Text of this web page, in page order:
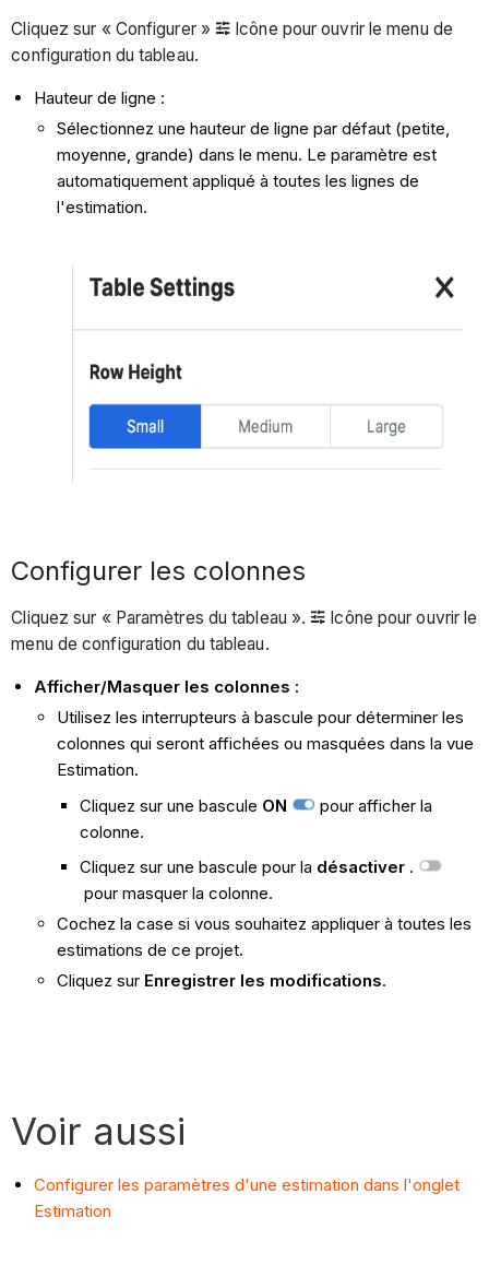
Cliquez sur « Configurer »
Icône pour ouvrir le menu de
configuration du tableau.
Hauteur de ligne :
Sélectionnez une hauteur de ligne par défaut (petite,
moyenne, grande) dans le menu. Le paramètre est
automatiquement appliqué à toutes les lignes de
l'estimation.
Configurer les colonnes
Cliquez sur « Paramètres du tableau ».
Icône pour ouvrir le
menu de configuration du tableau.
Afficher/Masquer les colonnes :
Utilisez les interrupteurs à bascule pour déterminer les
colonnes qui seront affichées ou masquées dans la vue
Estimation.
Cliquez sur une bascule ON
pour afficher la
colonne.
Cliquez sur une bascule pour la désactiver .
pour masquer la colonne.
Cochez la case si vous souhaitez appliquer à toutes les
estimations de ce projet.
Cliquez sur Enregistrer les modifications.
Voir aussi
Configurer les paramètres d'une estimation dans l'onglet
Estimation